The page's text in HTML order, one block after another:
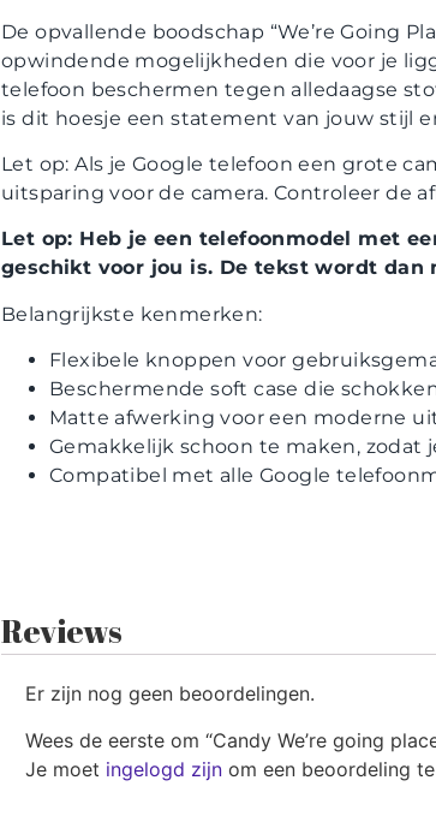
De opvallende boodschap “We’re Going
opwindende mogelijkheden die voor je
telefoon beschermen tegen alledaagse
is dit hoesje een statement van jouw stijl
Let op: Als je Google telefoon een grote
uitsparing voor de camera. Controleer de
Let op: Heb je een telefoonmodel met
geschikt voor jou is. De tekst wordt dan
Belangrijkste kenmerken:
Flexibele knoppen voor
Beschermende soft case die
Matte afwerking voor een moderne
Gemakkelijk schoon te maken, zodat
Compatibel met alle Google
Reviews
Er zijn nog geen beoordelingen.
Wees de eerste om “Candy We’re going
Je moet ingelogd zijn om een beoordeling